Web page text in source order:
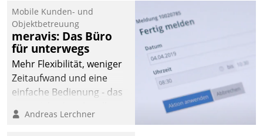
Mobile Kunden- und
Objektbetreuung
meravis: Das Büro
für unterwegs
Mehr Flexibilität, weniger
Zeitaufwand und eine
einfache Bedienung - das
Cockpit für mobile
Andreas Lerchner